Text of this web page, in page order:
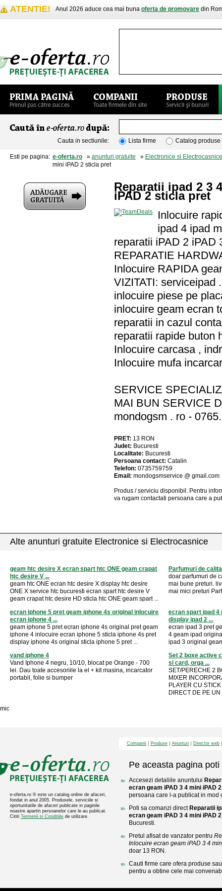
ATENTIE! Anul 2026 aduce cea mai buna oferta de promovare din
Cauta in sectiunile: Lista firme Catalog produse
Esti pe pagina: e-oferta.ro » anunturi gratuite » Electronice si Electrocasnice
mini iPAD 2 sticla pret
Reparatii ipad 2 3
iPAD 2 sticla pret
Inlocuire
ipad 4 ipad
reparatii iPAD 2 iPAD
REPARATIE
Inlocuire RAPIDA
VIZITATI: serviceipad
inlocuire piese pe
inlocuire geam ecran
reparatii in cazul
reparatii rapide buton
Inlocuire carcasa ,
Inlocuire mufa
SERVICE
MAI BUN SERVICE
mondogsm . ro -
PRET: 13 RON
Judet: Bucuresti
Localitate: Bucuresti
Persoana contact: Catalin
Telefon: 0735759759
Email: mondogsmservice @ gmail.com
Produs / serviciu disponibil . Pentru
va rugam contactati persoana care a
Alte anunturi gratuite Electronice si Electrocasnice
geam htc desire X ecran spart htc ONE geam crapat
htc desire V ...
geam htc ONE ecran htc desire X display htc desire
ONE X service htc bucuresti ecran spart htc desire V
geam crapat htc desire HD sticla htc ONE geam spart ...
Parfumuri de
doar parfumuri de
mai bune preturi.
mai mici preturi
ecran iphone 5 pret geam iphone 4s original inlocuire
ecran iphone 4 ...
geam iphone 5 pret ecran iphone 4s original pret geam
iphone 4 inlocuire ecran iphone 5 sticla iphone 4s pret
display iphone 4s original sticla iphone 5 pret ...
ecran spart ipad 4
display ipad 2 ...
ecran ipad 3 pret
4 geam ipad
ipad 3 original
vand iphone 4
Vand Iphone 4 negru, 10/10, blocat pe Orange - 700
lei. Dau toate accesoriile la el + kit masina, incarcator
portabil, folie si bumper
Set 2 boxe active
si card, orga ...
SET/PERECHE 2
MIXER
PLAYER CU
DIRECT DE PE
mic
e-oferta.ro ® este un catalog online de afaceri,
fondat in anul 2005. Produsele, serviciile si
oportunitatile de afaceri publicate in paginile
noastre apartin persoanelor care le-au publicat.
Cititi Termenii si Conditiile de utilizare.
Companii Produse Anunturi Director web
Pe aceasta pagina poti
Accesezi detaliile anuntului
ecran geam iPAD 3 4 mini iPAD
persoana care l-a publicat in mod
Poti sa comanzi direct Reparatii
ecran geam iPAD 3 4 mini iPAD
Bucuresti.
Pretul afisat de vanzator pentru
Inlocuire ecran geam iPAD 3 4
doar 13 RON.
Cauti firme care ofera produse
pentru a obtine cele mai